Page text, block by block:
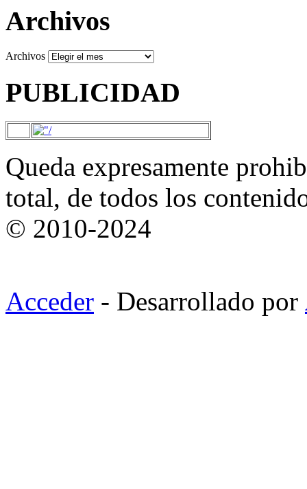
Archivos
Archivos
PUBLICIDAD
Queda expresamente
total, de todos los
© 2010-2024
Acceder - Desarrollado por